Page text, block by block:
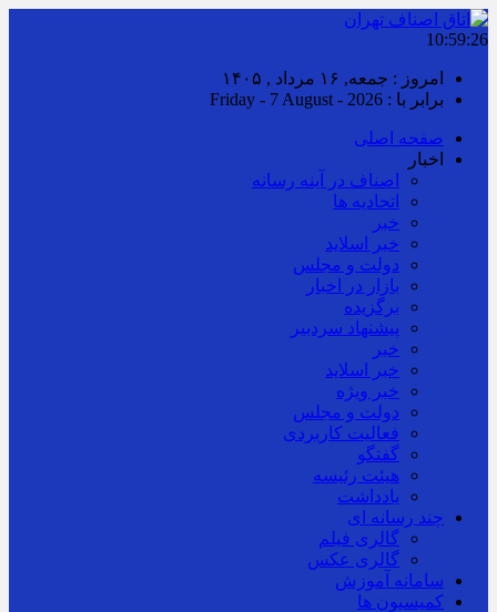
10:59:27
امروز : جمعه, ۱۶ مرداد , ۱۴۰۵
برابر با : Friday - 7 August - 2026
صفحه اصلی
اخبار
اصناف در آینه رسانه
اتحادیه ها
خبر
خبر اسلايد
دولت و مجلس
بازار در اخبار
برگزیده
پیشنهاد سردبیر
خبر
خبر اسلايد
خبر ویژه
دولت و مجلس
فعالیت کاربردی
گفتگو
هیئت رئیسه
یادداشت
چند رسانه ای
گالری فیلم
گالری عکس
سامانه آموزش
کمیسیون ها